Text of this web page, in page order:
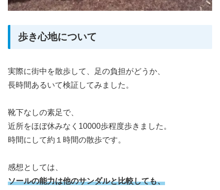
歩き心地について
実際に街中を散歩して、足の負担がどうか、
長時間あるいて検証してみました。
靴下なしの素足で、
近所をほぼ休みなく10000歩程度歩きました。
時間にして約１時間の散歩です。
感想としては、
ソールの能力は他のサンダルと比較しても、